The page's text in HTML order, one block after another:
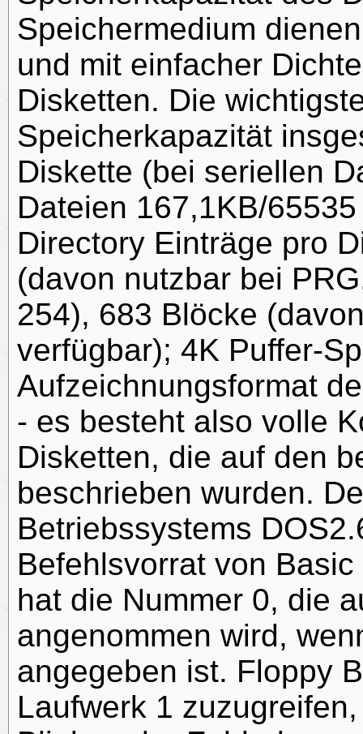
Speichermedium
und mit einfacher
Disketten. Die
Speicherkapazität
Diskette (bei seriellen
Dateien 167,1KB/
Directory Einträge pro
(davon nutzbar bei
254), 683 Blöcke
verfügbar); 4K Puffer-
Aufzeichnungsformat
- es besteht also volle
Disketten, die auf den
beschrieben wurden.
Betriebssystems
Befehlsvorrat von
hat die Nummer 0, die
angenommen wird,
angegeben ist. Floppy
Laufwerk 1